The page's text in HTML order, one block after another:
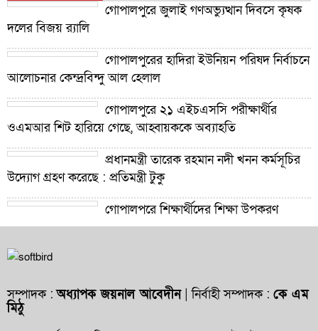
গোপালপুরে জুলাই গণঅভ্যুত্থান দিবসে কৃষক
দলের বিজয় র‍্যালি
গোপালপুরের হাদিরা ইউনিয়ন পরিষদ নির্বাচনে
আলোচনার কেন্দ্রবিন্দু আল হেলাল
গোপালপুরে ২১ এইচএসসি পরীক্ষার্থীর
ওএমআর শিট হারিয়ে গেছে, আহ্বায়ককে অব্যাহতি
প্রধানমন্ত্রী তারেক রহমান নদী খনন কর্মসূচির
উদ্যোগ গ্রহণ করেছে : প্রতিমন্ত্রী টুকু
গোপালপুরে শিক্ষার্থীদের শিক্ষা উপকরণ
বিতরণ ও শ্রেষ্ঠ প্রধান শিক্ষকদের সংবর্ধনা
দুর্নীতি ও অনিয়মের অভিযোগ
সম্পাদক :অধ্যাপক জয়নাল আবেদীন| নির্বাহী সম্পাদক : কে এম
মিঠু